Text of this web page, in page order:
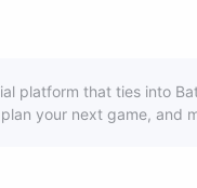
platform that ties into
your next game, and